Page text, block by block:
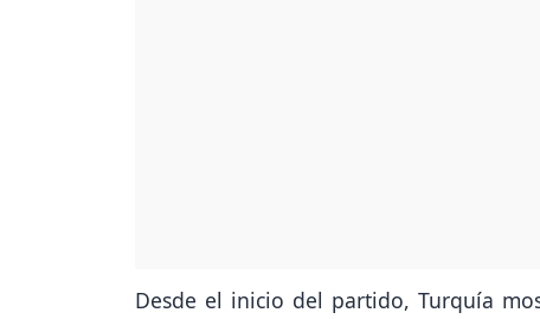
Desde el inicio del partido, Turquía